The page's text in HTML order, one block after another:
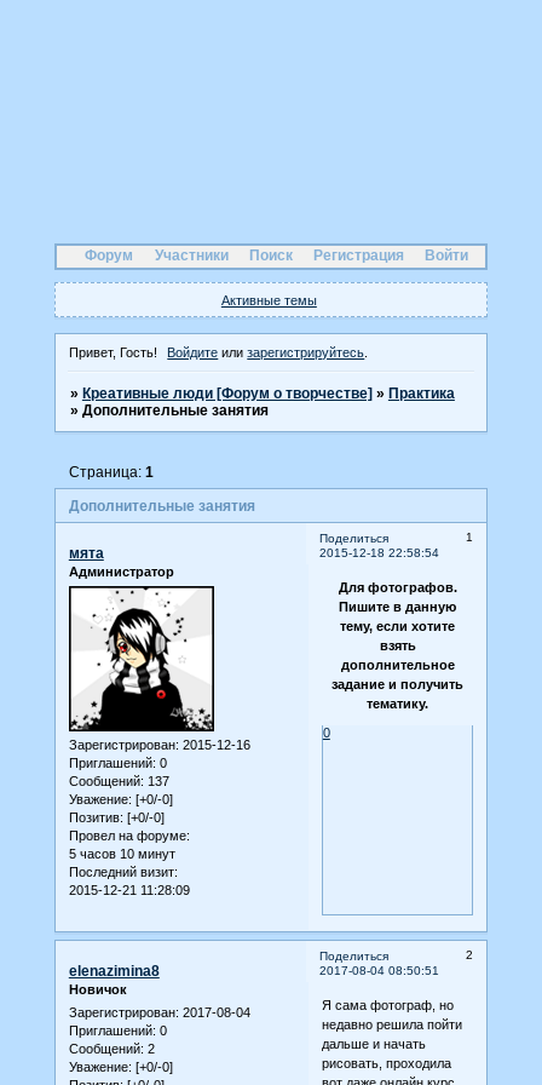
Форум Участники Поиск Регистрация Войти
Активные темы
Привет, Гость! Войдите илизарегистрируйтесь
» Креативные люди [Форум о творчестве] » Практика
» Дополнительные занятия
Дополнительные занятия
Страница: 1
Поделиться
1
2015-12-18 22:58:54
мята
Администратор
Зарегистрирован: 2015-12-16
Приглашений: 0
Сообщений: 137
Уважение: [+0/-0]
Позитив: [+0/-0]
Провел на форуме:
5 часов 10 минут
Последний визит:
2015-12-21 11:28:09
Для фотографов.
Пишите в данную
тему, если хотите
взять
дополнительное
задание и получить
тематику.
0
Поделиться
2
2017-08-04 08:50:51
elenazimina8
Новичок
Зарегистрирован: 2017-08-04
Приглашений: 0
Сообщений: 2
Уважение: [+0/-0]
Я сама фотограф, но
недавно решила пойти
дальше и начать
рисовать, проходила